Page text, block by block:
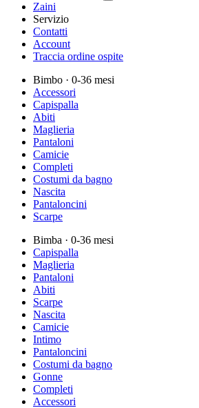
Zaini
Servizio
Contatti
Account
Traccia ordine ospite
Bimbo · 0-36 mesi
Accessori
Capispalla
Abiti
Maglieria
Pantaloni
Camicie
Completi
Costumi da bagno
Nascita
Pantaloncini
Scarpe
Bimba · 0-36 mesi
Capispalla
Maglieria
Pantaloni
Abiti
Scarpe
Nascita
Camicie
Intimo
Pantaloncini
Costumi da bagno
Gonne
Completi
Accessori